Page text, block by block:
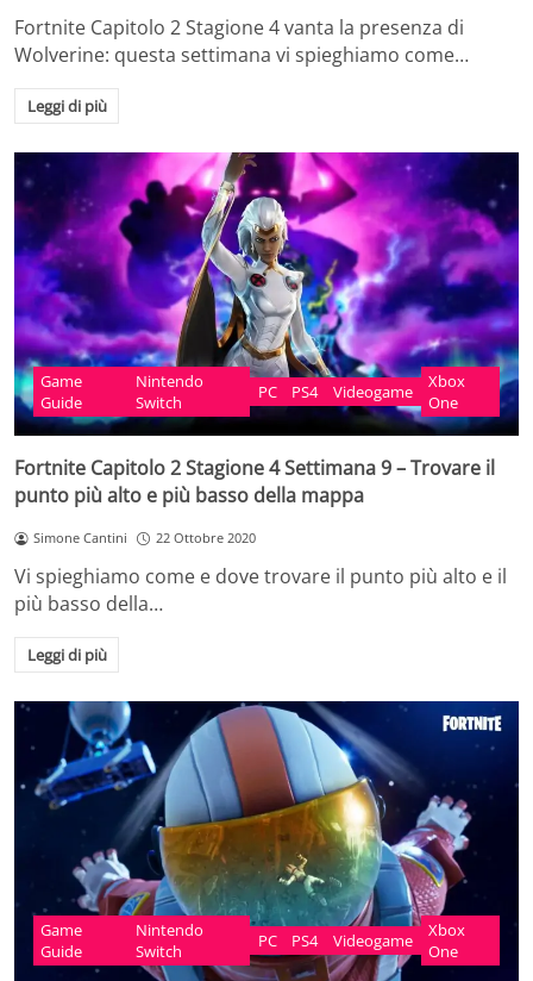
Fortnite Capitolo 2 Stagione 4 vanta la presenza di
Wolverine: questa settimana vi spieghiamo come…
Leggi di più
Game
Guide
Nintendo
Switch
PC PS4 Videogame
Xbox
One
Fortnite Capitolo 2 Stagione 4 Settimana 9 – Trovare il
punto più alto e più basso della mappa
Simone Cantini 22 Ottobre 2020
Vi spieghiamo come e dove trovare il punto più alto e il
più basso della…
Leggi di più
Game
Guide
Nintendo
Switch
PC PS4 Videogame
Xbox
One